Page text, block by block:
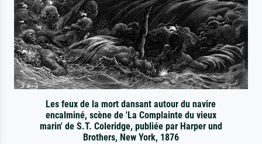
Les feux de la mort dansant autour du navire
encalminé, scène de 'La Complainte du vieux
marin' de S.T. Coleridge, publiée par Harper und
Brothers, New York, 1876